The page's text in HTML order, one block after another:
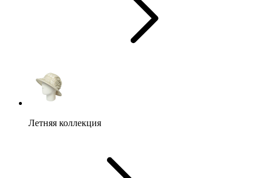
Летняя коллекция